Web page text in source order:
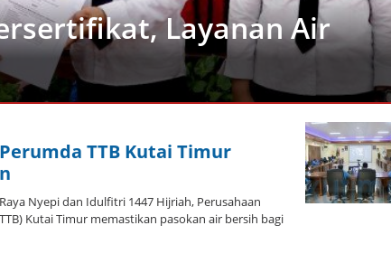
Layanan Air
TTB Kutai Timur
Nyepi dan Idulfitri 1447 Hijriah, Perusahaan
Kutai Timur memastikan pasokan air bersih bagi